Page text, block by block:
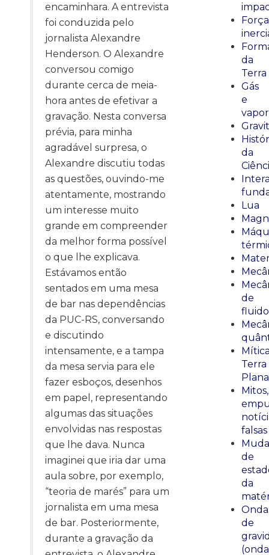
encaminhara. A entrevista
foi conduzida pelo
jornalista Alexandre
Henderson. O Alexandre
conversou comigo
durante cerca de meia-
hora antes de efetivar a
gravação. Nesta conversa
prévia, para minha
agradável surpresa, o
Alexandre discutiu todas
as questões, ouvindo-me
atentamente, mostrando
um interesse muito
grande em compreender
da melhor forma possível
o que lhe explicava.
Estávamos então
sentados em uma mesa
de bar nas dependências
da PUC-RS, conversando
e discutindo
intensamente, e a tampa
da mesa servia para ele
fazer esboços, desenhos
em papel, representando
algumas das situações
envolvidas nas respostas
que lhe dava. Nunca
imaginei que iria dar uma
aula sobre, por exemplo,
“teoria de marés” para um
jornalista em uma mesa
de bar. Posteriormente,
durante a gravação da
da
Terra
Gás
e
vapor
da
Lua
de
Terra
Plana
Mitos,
falsas
de
da
de